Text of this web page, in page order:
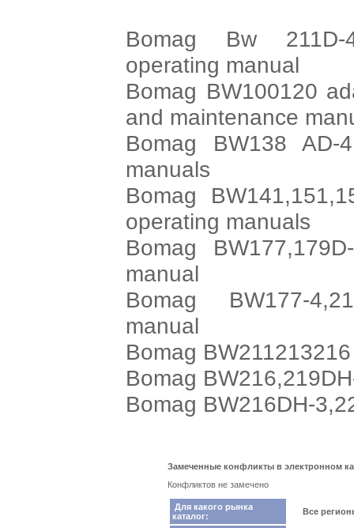
Bomag Bw 211D-
operating manual
Bomag BW100120
and maintenance
Bomag BW138 AD-
manuals
Bomag
operating manuals
Bomag
manual
Bomag BW177-
manual
Bomag
Bomag
Bomag BW216DH-
Замеченные конфликты в электронном
Конфликтов не замечено
Для какого рынка
каталог:
Все